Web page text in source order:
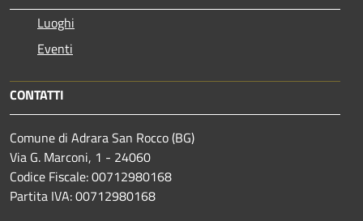
Luoghi
Eventi
CONTATTI
Comune di Adrara San Rocco (BG)
Via G. Marconi, 1 - 24060
Codice Fiscale: 00712980168
Partita IVA: 00712980168